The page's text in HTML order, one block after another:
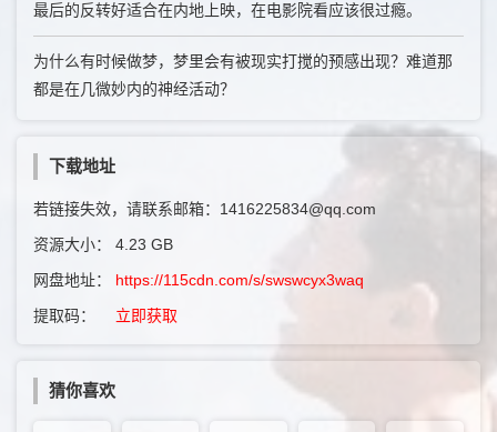
最后的反转好适合在内地上映，在电影院看应该很过瘾。
为什么有时候做梦，梦里会有被现实打搅的预感出现？难道那
都是在几微妙内的神经活动？
下载地址
若链接失效，请联系邮箱：1416225834@qq.com
资源大小：
4.23 GB
网盘地址：
https://115cdn.com/s/swswcyx3waq
提取码：
立即获取
猜你喜欢